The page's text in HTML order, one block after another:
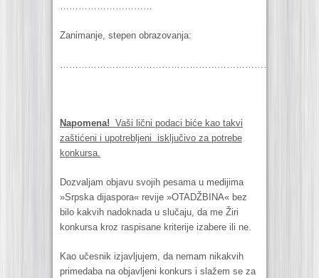
…………………………
Zanimanje, stepen obrazovanja:
Napomena! Vaši lični podaci biće kao takvi
zaštićeni i upotrebljeni isključivo za potrebe
konkursa.
Dozvaljam objavu svojih pesama u medijima
»Srpska dijaspora« revije »OTADŽBINA« bez
bilo kakvih nadoknada u slučaju, da me Žiri
konkursa kroz raspisane kriterije izabere ili ne.
Kao učesnik izjavljujem, da nemam nikakvih
primedaba na objavljeni konkurs i slažem se za